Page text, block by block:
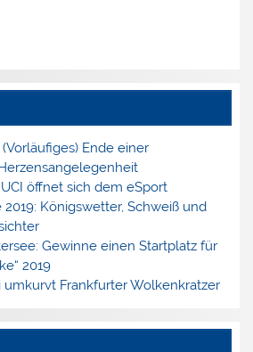
Ende einer
öffnet sich dem eSport
Königswetter, Schweiß und
Gewinne einen Startplatz für
2019
Frankfurter Wolkenkratzer